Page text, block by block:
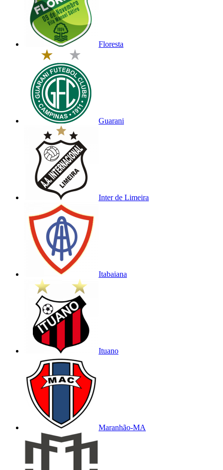
Floresta
Guarani
Inter de Limeira
Itabaiana
Ituano
Maranhão-MA